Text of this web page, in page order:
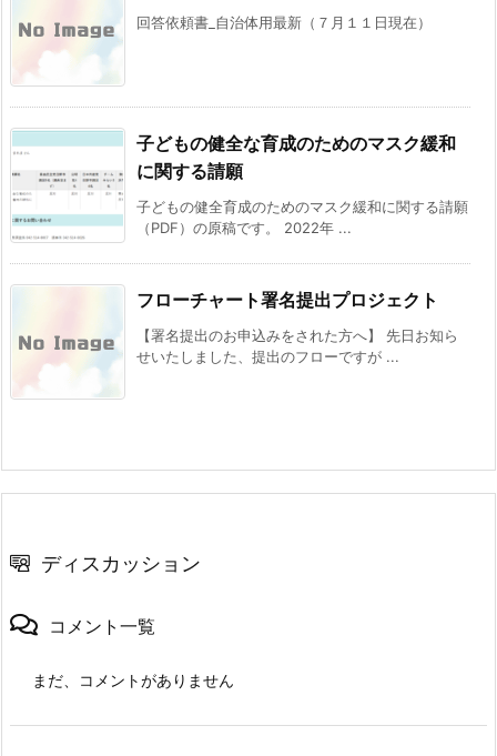
回答依頼書_自治体用最新（７月１１日現在）
子どもの健全な育成のためのマスク緩和
に関する請願
子どもの健全育成のためのマスク緩和に関する請願
（PDF）の原稿です。 2022年 ...
フローチャート署名提出プロジェクト
【署名提出のお申込みをされた方へ】 先日お知ら
せいたしました、提出のフローですが ...
ディスカッション
コメント一覧
まだ、コメントがありません